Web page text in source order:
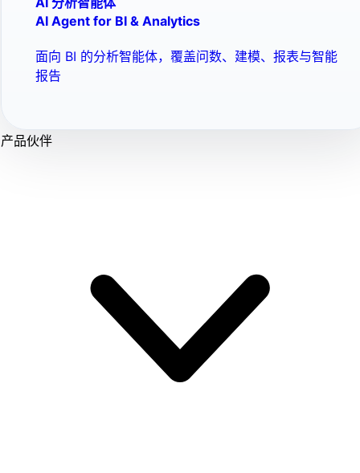
AI Agent for BI & Analytics
面向 BI 的分析智能体，覆盖问数、建模、报表与智能
报告
产品伙伴